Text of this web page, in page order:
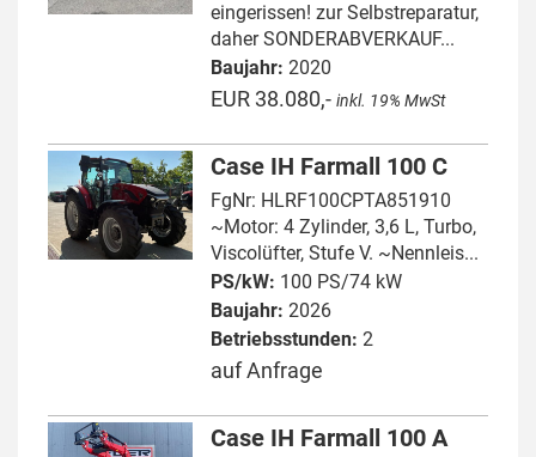
eingerissen! zur Selbstreparatur,
daher SONDERABVERKAUF...
Baujahr: 2020
EUR 38.080,- inkl. 19% MwSt
Case IH Farmall 100 C
FgNr: HLRF100CPTA851910
~Motor: 4 Zylinder, 3,6 L, Turbo,
Viscolüfter, Stufe V. ~Nennleis...
PS/kW: 100 PS/74 kW
Baujahr: 2026
Betriebsstunden: 2
auf Anfrage
Case IH Farmall 100 A